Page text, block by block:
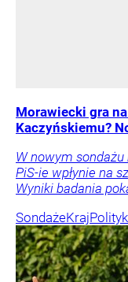
Morawiecki gra
Kaczyńskiemu?
W nowym
PiS-ie wpłynie na
Wyniki badania
SondażeKraj